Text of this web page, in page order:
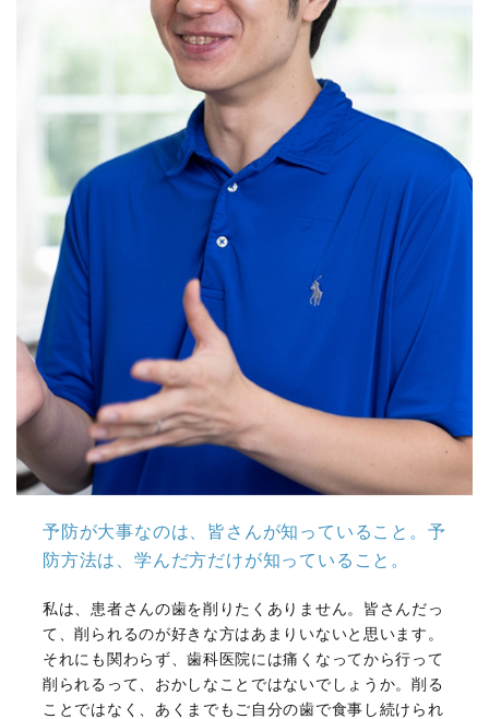
予防が大事なのは、皆さんが知っていること。予
防方法は、学んだ方だけが知っていること。
私は、患者さんの歯を削りたくありません。皆さんだっ
て、削られるのが好きな方はあまりいないと思います。
それにも関わらず、歯科医院には痛くなってから行って
削られるって、おかしなことではないでしょうか。削る
ことではなく、あくまでもご自分の歯で食事し続けられ